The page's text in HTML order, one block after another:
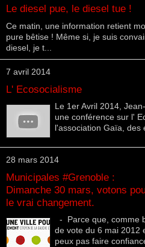
Le diesel pue, le diesel tue !
Ce matin, une information retient
pure bêtise ! Même si, je suis
diesel, je t...
7 avril 2014
L' Ecosocialisme
Le 1er Avril 2014,
une conférence sur l'
l'association Gaïa, des
28 mars 2014
Municipales #Grenoble :
Dimanche 30 mars, votons
le vrai changement.
- Parce que, comme
de vote du 6 mai 2012
peux pas faire